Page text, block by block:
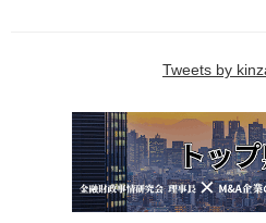
Tweets by